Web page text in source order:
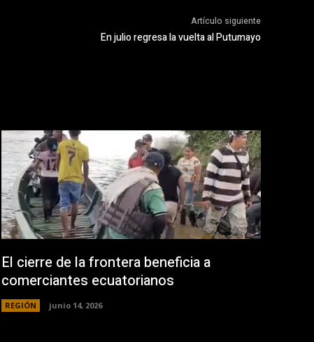
Artículo siguiente
En julio regresa la vuelta al Putumayo
El cierre de la frontera beneficia a
comerciantes ecuatorianos
REGIÓN junio 14, 2026